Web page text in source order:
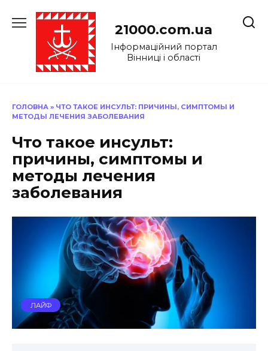
до
21000.com.ua
Інформаційний портал
Вінниці і області
ГОЛОВНА » ЧТО ТАКОЕ ИНСУЛЬТ: ПРИЧИНЫ, СИМПТОМЫ И
МЕТОДЫ ЛЕЧЕНИЯ ЗАБОЛЕВАНИЯ
Что такое инсульт:
причины, симптомы и
методы лечения
заболевания
ЛАЙФ